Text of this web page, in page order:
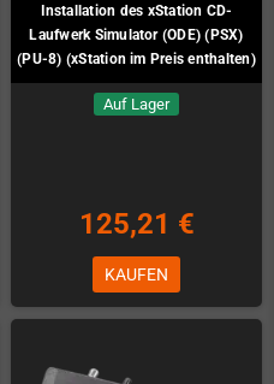
Installation des xStation CD-
Laufwerk Simulator (ODE) (PSX)
(PU-8) (xStation im Preis enthalten)
Auf Lager
125,21 €
KAUFEN